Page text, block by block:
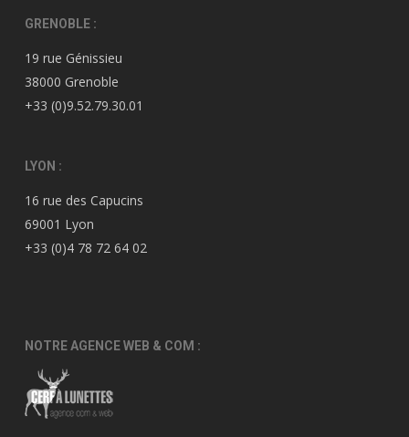
GRENOBLE :
19 rue Génissieu
38000 Grenoble
+33 (0)9.52.79.30.01
LYON :
16 rue des Capucins
69001 Lyon
+33 (0)4 78 72 64 02
NOTRE AGENCE WEB & COM :